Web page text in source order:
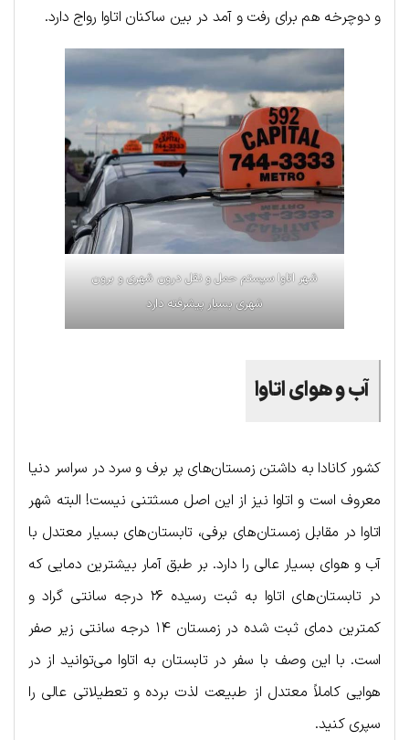
و دوچرخه هم برای رفت و آمد در بین ساکنان اتاوا رواج دارد.
شهر اتاوا سیستم حمل و نقل درون شهری و برون
شهری بسیار پیشرفته دارد
آب و هوای اتاوا
کشور کانادا به داشتن زمستان‌های پر برف و سرد در سراسر دنیا
معروف است و اتاوا نیز از این اصل مسثتنی نیست! البته شهر
اتاوا در مقابل زمستان‌های برفی، تابستان‌های بسیار معتدل با
آب و هوای بسیار عالی را دارد. بر طبق آمار بیشترین دمایی که
در تابستان‌های اتاوا به ثبت رسیده ۲۶ درجه سانتی گراد و
کمترین دمای ثبت شده در زمستان ۱۴ درجه سانتی زیر صفر
است. با این وصف با سفر در تابستان به اتاوا می‌توانید از در
هوایی کاملاً معتدل از طبیعت لذت برده و تعطیلاتی عالی را
سپری کنید.